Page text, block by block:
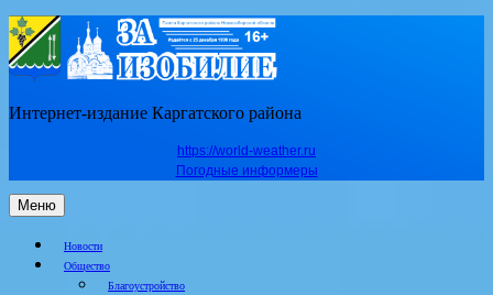
Интернет-издание Каргатского района
https://world-weather.ru
Погодные информеры
Меню
Новости
Общество
Благоустройство